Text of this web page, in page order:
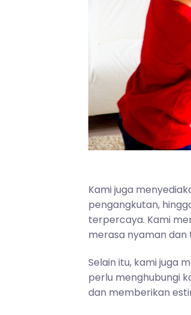
Kami juga
pengangkutan,
terpercaya. Kami
merasa nyaman dan
Selain itu, kami juga
perlu menghubungi
dan memberikan